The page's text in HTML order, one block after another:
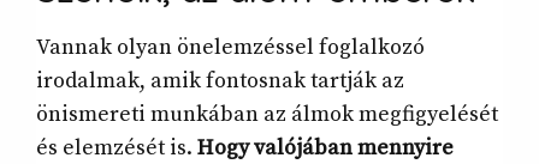
Vannak olyan önelemzéssel foglalkozó
irodalmak, amik fontosnak tartják az
önismereti munkában az álmok megfigyelését
és elemzését is. Hogy valójában mennyire